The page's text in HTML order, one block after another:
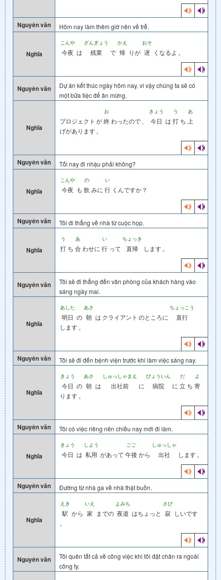
Nguyên văn Hôm nay làm thêm giờ nên về trễ.
Nghĩa
こんや
今夜 は
ざんぎょう
残業 で
かえ
帰 りが
おそ
遅 くなるよ 。
Nguyên văn
Dự án kết thúc ngày hôm nay, vì vậy chúng ta sẽ có
một bữa tiệc để ăn mừng.
Nghĩa
プロジェクト が
お
終 わったので
きょう
今日 は
う
打 ち
あ
上
げがあります 。
Nguyên văn Tối nay đi nhậu phải không?
Nghĩa
こんや
今夜 も
の
飲 みに
い
行 くんですか？
Nguyên văn Tôi đi thẳng về nhà từ cuộc họp.
Nghĩa
う
打 ち
あ
合 わせに
い
行 って
ちょっき
直帰 します 。
Nguyên văn
Tôi sẽ đi thẳng đến văn phòng của khách hàng vào
sáng ngày mai.
Nghĩa
あした
明日 の
あさ
朝 は クライアント のところに
ちょっこう
直行
します 。
Nguyên văn Tôi sẽ đi đến bệnh viện trước khi làm việc sáng nay.
Nghĩa
きょう
今日 の
あさ
朝 は
しゅっしゃまえ
出社前 に
びょういん
病院 に
だ
立 ち
よ
寄
ります 。
Nguyên văn Tôi có việc riêng nên chiều nay mới đi làm.
Nghĩa
きょう
今日 は
しよう
私用 があって
ごご
午後 から
しゅっしゃ
出社 します 。
Nguyên văn Đường từ nhà ga về nhà thật buồn.
Nghĩa
えき
駅 から
いえ
家 までの
よみち
夜道 はちょっと
さび
寂 しいです
。
Nguyên văn
Tôi quên tất cả về công việc khi tôi đặt chân ra ngoài
công ty.